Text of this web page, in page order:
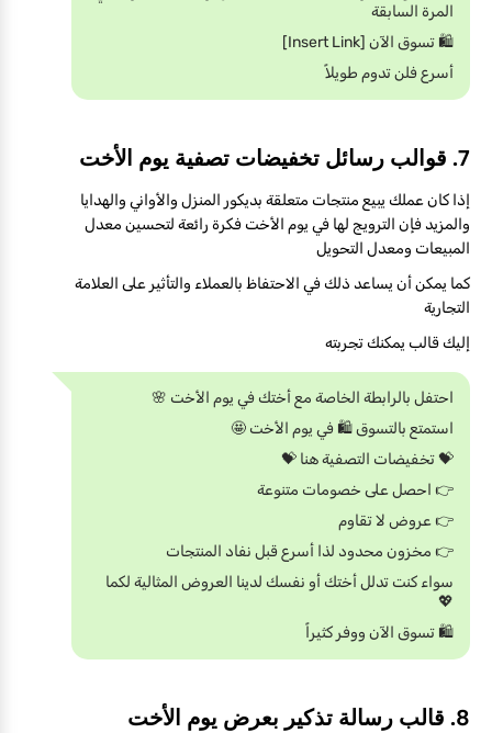
المرة السابقة
🛍️ تسوق الآن [Insert Link]
أسرع فلن تدوم طويلاً
7. قوالب رسائل تخفيضات تصفية يوم الأخت
إذا كان عملك يبيع منتجات متعلقة بديكور المنزل والأواني والهدايا
والمزيد فإن الترويج لها في يوم الأخت فكرة رائعة لتحسين معدل
المبيعات ومعدل التحويل
كما يمكن أن يساعد ذلك في الاحتفاظ بالعملاء والتأثير على العلامة
التجارية
إليك قالب يمكنك تجربته
احتفل بالرابطة الخاصة مع أختك في يوم الأخت 🌸
استمتع بالتسوق 🛍️ في يوم الأخت 🤩
💝 تخفيضات التصفية هنا 💝
👉 احصل على خصومات متنوعة
👉 عروض لا تقاوم
👉 مخزون محدود لذا أسرع قبل نفاد المنتجات
سواء كنت تدلل أختك أو نفسك لدينا العروض المثالية لكما
💖
🛍️ تسوق الآن ووفر كثيراً
8. قالب رسالة تذكير بعرض يوم الأخت